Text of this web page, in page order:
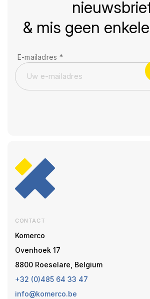
& mis geen
E-mailadres *
CONTACT
Komerco
Ovenhoek 17
8800 Roeselare, Belgium
+32 (0)485 64 33 47
info@komerco.be